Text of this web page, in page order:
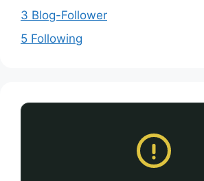
3 Blog-Follower
5 Following